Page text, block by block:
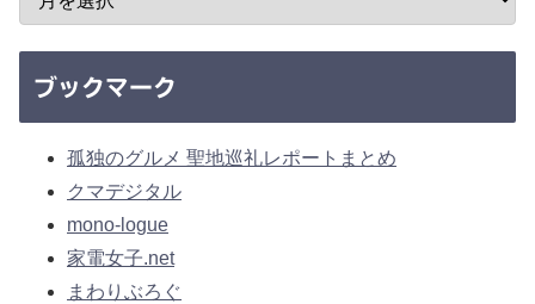
ブックマーク
孤独のグルメ 聖地巡礼レポートまとめ
クマデジタル
mono-logue
家電女子.net
まわりぶろぐ